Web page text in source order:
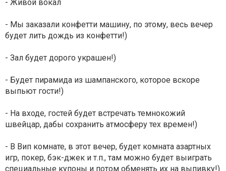
- Живой вокал
- Мы заказали конфетти машину, по этому, весь вечер
будет лить дождь из конфетти!)
- Зал будет дорого украшен!)
- Будет пирамида из шампанского, которое вскоре
выпьют гости!)
- На входе, гостей будет встречать темнокожий
швейцар, дабы сохранить атмосферу тех времен!)
- В Вип комнате, в этот вечер, будет комната азартных
игр, покер, бэк-джек и т.п., там можно будет выиграть
специальные купоны и потом обменять их на выпивку!)